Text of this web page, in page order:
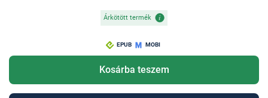
Árkötött termék
EPUB MOBI
Kosárba teszem